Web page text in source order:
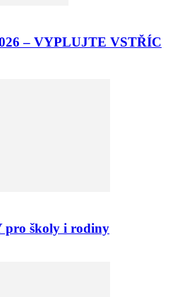
– VYPLUJTE VSTŘÍC
školy i rodiny